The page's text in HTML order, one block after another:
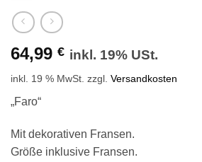
64,99 € inkl. 19% USt.
inkl. 19 % MwSt. zzgl. Versandkosten
„Faro“
Mit dekorativen Fransen.
Größe inklusive Fransen.